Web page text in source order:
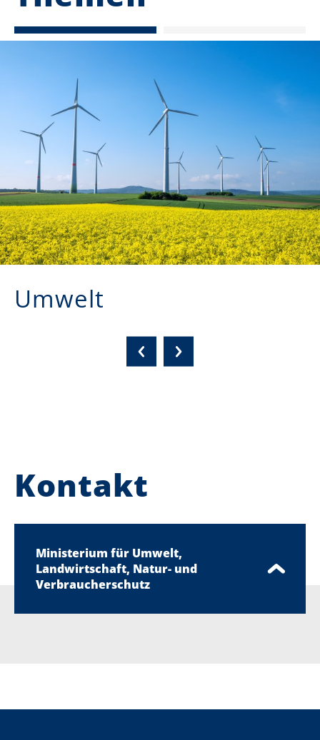
Umwelt
Kontakt
Ministerium für Umwelt,
Landwirtschaft, Natur- und
Verbraucherschutz